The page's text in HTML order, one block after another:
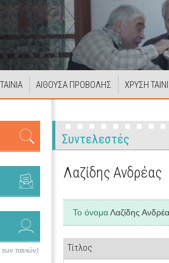
ΑΙΘΟΥΣΑ ΠΡΟΒΟΛΗΣ ΧΡΥΣΗ
ταινιών)
Συντελεστές
Λαζίδης Ανδρέας
Το όνομαΛαζίδης
Τίτλος